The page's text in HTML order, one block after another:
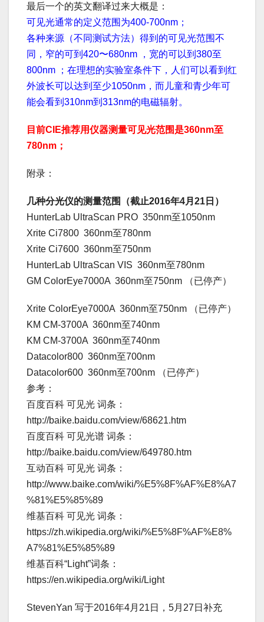
最后一个的英文翻译过来大概是：
可见光通常的定义范围为400-700nm；
各种来源（不同测试方法）得到的可见光范围不
同，窄的可到420〜680nm ，宽的可以到380至
800nm ；在理想的实验室条件下，人们可以看到红
外波长可以达到至少1050nm，而儿童和青少年可
能会看到310nm到313nm的电磁辐射。
目前CIE推荐用仪器测量可见光范围是360nm至
780nm；
附录：
几种分光仪的测量范围（截止2016年4月21日）
HunterLab UltraScan PRO 350nm至1050nm
Xrite Ci7800 360nm至780nm
Xrite Ci7600 360nm至750nm
HunterLab UltraScan VIS 360nm至780nm
GM ColorEye7000A 360nm至750nm （已停产）
Xrite ColorEye7000A 360nm至750nm （已停产）
KM CM-3700A 360nm至740nm
KM CM-3700A 360nm至740nm
Datacolor800 360nm至700nm
Datacolor600 360nm至700nm （已停产）
参考：
百度百科 可见光 词条：
http://baike.baidu.com/view/68621.htm
百度百科 可见光谱 词条：
http://baike.baidu.com/view/649780.htm
互动百科 可见光 词条：
http://www.baike.com/wiki/%E5%8F%AF%E8%A7
%81%E5%85%89
维基百科 可见光 词条：
https://zh.wikipedia.org/wiki/%E5%8F%AF%E8%
A7%81%E5%85%89
维基百科“Light”词条：
https://en.wikipedia.org/wiki/Light
StevenYan 写于2016年4月21日，5月27日补充